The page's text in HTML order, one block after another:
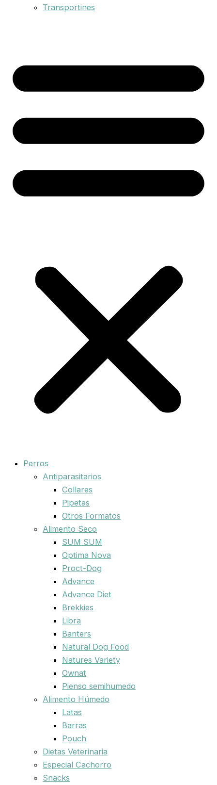
Transportines
Perros
Antiparasitarios
Collares
Pipetas
Otros Formatos
Alimento Seco
SUM SUM
Optima Nova
Proct-Dog
Advance
Advance Diet
Brekkies
Libra
Banters
Natural Dog Food
Natures Variety
Ownat
Pienso semihumedo
Alimento Húmedo
Latas
Barras
Pouch
Dietas Veterinaria
Especial Cachorro
Snacks